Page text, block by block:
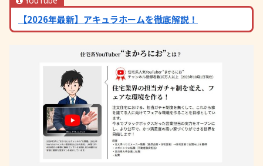
【2026年最新】アキュラホームを徹底解説！